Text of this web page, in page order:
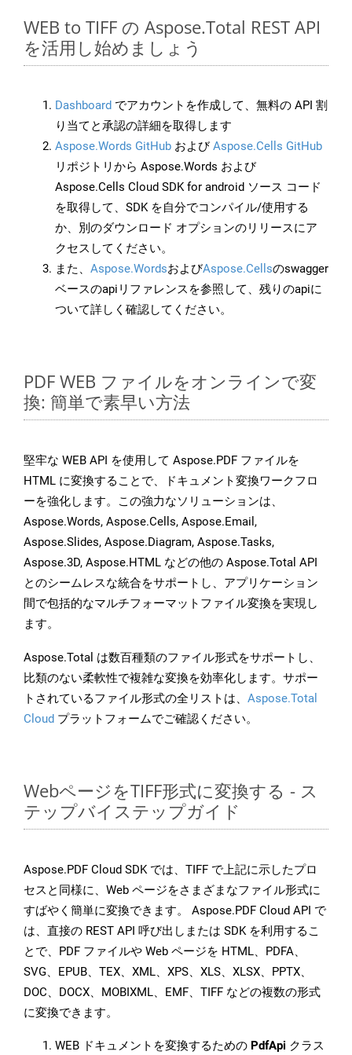
WEB to TIFF の Aspose.Total REST API
を活用し始めましょう
Dashboard でアカウントを作成して、無料の API 割
り当てと承認の詳細を取得します
Aspose.Words GitHub およびAspose.Cells GitHub
リポジトリから Aspose.Words および
Aspose.Cells Cloud SDK for android ソース コード
を取得して、SDK を自分でコンパイル/使用する
か、別のダウンロード オプションのリリースにア
クセスしてください。
また、 Aspose.WordsおよびAspose.Cellsのswagger
ベースのapiリファレンスを参照して、残りのapiに
ついて詳しく確認してください。
PDF WEB ファイルをオンラインで変
換: 簡単で素早い方法
堅牢な WEB API を使用して Aspose.PDF ファイルを
HTML に変換することで、ドキュメント変換ワークフロ
ーを強化します。この強力なソリューションは、
Aspose.Words, Aspose.Cells, Aspose.Email,
Aspose.Slides, Aspose.Diagram, Aspose.Tasks,
Aspose.3D, Aspose.HTML などの他の Aspose.Total API
とのシームレスな統合をサポートし、アプリケーション
間で包括的なマルチフォーマットファイル変換を実現し
ます。
Aspose.Total は数百種類のファイル形式をサポートし、
比類のない柔軟性で複雑な変換を効率化します。サポー
トされているファイル形式の全リストは、 Aspose.Total
Cloud プラットフォームでご確認ください。
WebページをTIFF形式に変換する - ス
テップバイステップガイド
Aspose.PDF Cloud SDK では、TIFF で上記に示したプロ
セスと同様に、Web ページをさまざまなファイル形式に
すばやく簡単に変換できます。 Aspose.PDF Cloud API で
は、直接の REST API 呼び出しまたは SDK を利用するこ
とで、PDF ファイルや Web ページを HTML、PDFA、
SVG、EPUB、TEX、XML、XPS、XLS、XLSX、PPTX、
DOC、DOCX、MOBIXML、EMF、TIFF などの複数の形式
に変換できます。
WEB ドキュメントを変換するための PdfApi クラス